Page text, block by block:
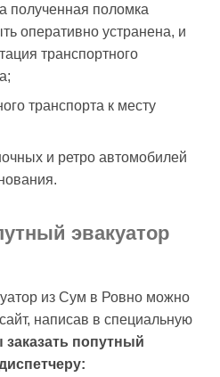
полученная поломка
оперативно устранена, и
транспортного
транспорта к месту
и ретро автомобилей
эвакуатор
из Сум в Ровно можно
написав в специальную
заказать попутный